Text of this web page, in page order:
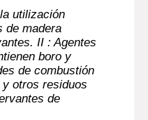
utilización
de madera
II : Agentes
boro y
de combustión
otros residuos
de